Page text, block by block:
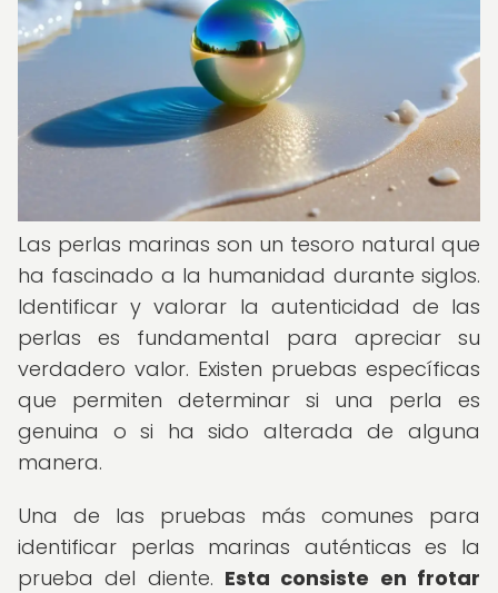
Las perlas marinas son un tesoro natural que
ha fascinado a la humanidad durante siglos.
Identificar y valorar la autenticidad de las
perlas es fundamental para apreciar su
verdadero valor. Existen pruebas específicas
que permiten determinar si una perla es
genuina o si ha sido alterada de alguna
manera.
Una de las pruebas más comunes para
identificar perlas marinas auténticas es la
prueba del diente. Esta consiste en frotar